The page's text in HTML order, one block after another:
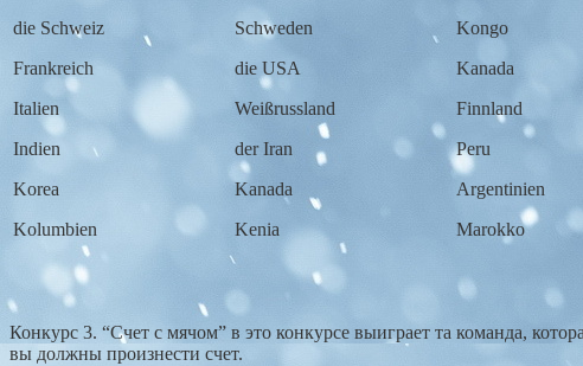
die Schweiz
Frankreich
Italien
Indien
Korea
Kolumbien
Schweden
die USA
Weißrussland
der Iran
Kanada
Kenia
Kongo
Kanada
Finnland
Peru
Argentinien
Marokko
Конкурс 3. “Счет с мячом” в это конкурсе выиграет та команда,
вы должны произнести счет.